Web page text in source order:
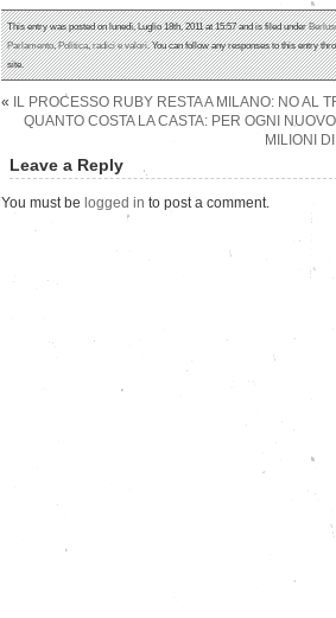
This entry was posted on lunedì, Luglio 18th, 2011 at 15:57 and is filed under
Parlamento,Politica,radici e valori. You can follow any responses to this entry
site.
«
IL PROCESSO RUBY RESTA A MILANO: NO AL
QUANTO COSTA LA CASTA: PER OGNI
MILIONI
Leave a Reply
You must be logged in to post a comment.